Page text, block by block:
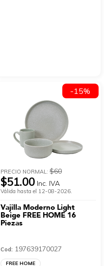
PRECIO NORMAL:$60
$51.00 Inc. IVA
Válida hasta el 12-08-2026.
Vajilla Moderno Light
Beige FREE HOME 16
Piezas
Cod: 197639170027
FREE HOME
-15%